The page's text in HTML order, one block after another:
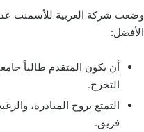
وضعت شركة العربية للأسمنت
الأفضل:
أن يكون المتقدم طالباً
التخرج.
التمتع بروح المبادرة،
فريق.